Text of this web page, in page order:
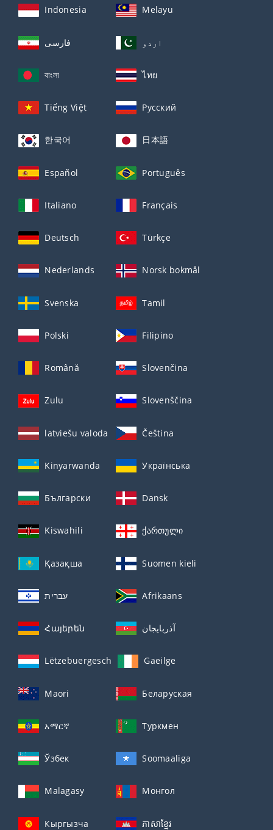
Indonesia Melayu
فارسی اردو
বাংলা ไทย
Tiếng Việt Русский
한국어 日本語
Español Português
Italiano Français
Deutsch Türkçe
Nederlands Norsk bokmål
Svenska Tamil
Polski Filipino
Română Slovenčina
Zulu Slovenščina
latviešu valoda Čeština
Kinyarwanda Українська
Български Dansk
Kiswahili ქართული
Қазақша Suomen kieli
עברית Afrikaans
Հայերեն آذربايجان
Lëtzebuergesch Gaeilge
Maori Беларуская
አማርኛ Туркмен
Ўзбек Soomaaliga
Malagasy Монгол
Кыргызча ភាសាខ្មែរ